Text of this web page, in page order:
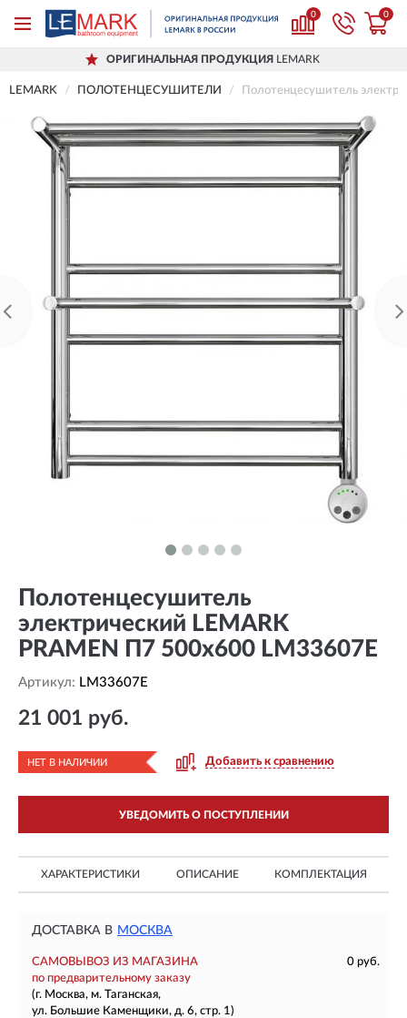
0 0
ОРИГИНАЛЬНАЯ ПРОДУКЦИЯ LEMARK
LEMARK ПОЛОТЕНЦЕСУШИТЕЛИ Полотенцесушитель
Полотенцесушитель
электрический LEMARK
PRAMEN П7 500x600 LM33607E
Артикул: LM33607E
21 001 руб.
НЕТ В НАЛИЧИИ Добавить к сравнению
УВЕДОМИТЬ О ПОСТУПЛЕНИИ
ХАРАКТЕРИСТИКИ ОПИСАНИЕ КОМПЛЕКТАЦИЯ
ДОСТАВКА В МОСКВА
САМОВЫВОЗ ИЗ МАГАЗИНА
0 руб.
по предварительному заказу
(г. Москва, м. Таганская,
ул. Большие Каменщики, д. 6, стр. 1)